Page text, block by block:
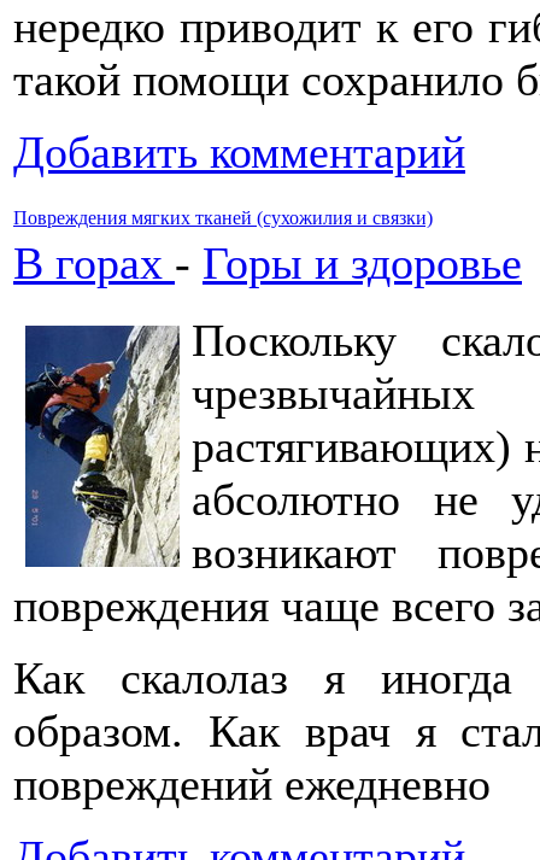
нередко приводит к его
такой помощи сохранило
Добавить комментарий
Повреждения мягких тканей (сухожилия и связки)
В горах - Горы и здоровье
Поскольку
растягивающих)
абсолютно не
возникают
повреждения чаще всего
Как скалолаз я
образом. Как врач я
повреждений ежедневно